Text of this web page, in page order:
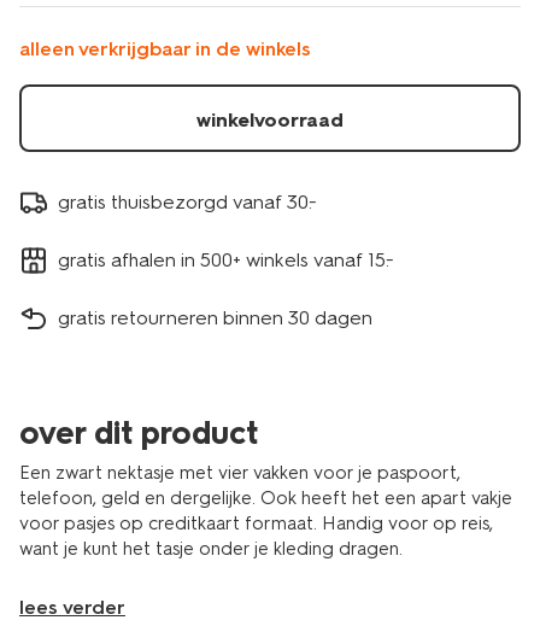
18640049.html
alleen verkrijgbaar in de winkels
winkelvoorraad
gratis thuisbezorgd vanaf 30.-
gratis afhalen in 500+ winkels vanaf 15.-
gratis retourneren binnen 30 dagen
over dit product
Een zwart nektasje met vier vakken voor je paspoort,
telefoon, geld en dergelijke. Ook heeft het een apart vakje
voor pasjes op creditkaart formaat. Handig voor op reis,
want je kunt het tasje onder je kleding dragen.
lees verder